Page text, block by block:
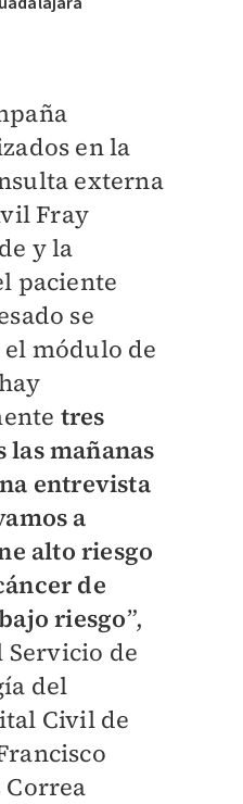
en la
externa
Fray
y la
paciente
se
módulo de
tres
las mañanas
entrevista
a
alto riesgo
de
riesgo”,
Servicio de
del
Civil de
Correa